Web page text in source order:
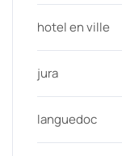
hotel en ville
jura
languedoc